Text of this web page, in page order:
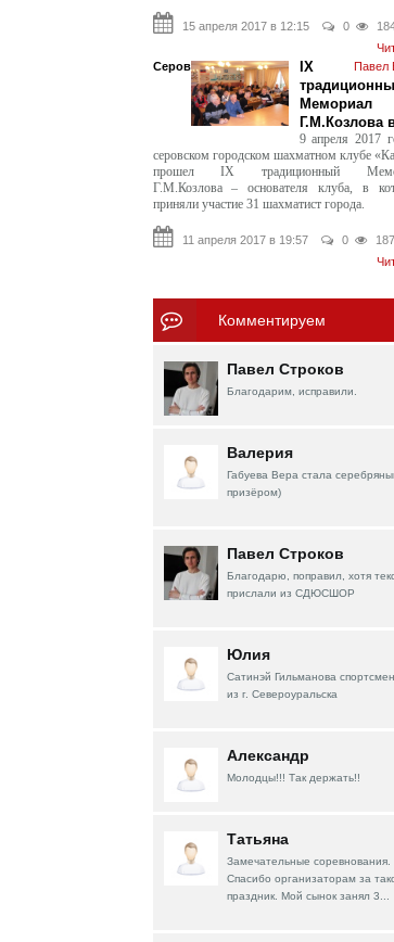
15 апреля 2017 в 12:15 0
Серов
Павел
IX
Мемориал
Г.М.Козлова
9 апреля 2017
серовском городском шахматном клубе
прошел IX традиционный
Г.М.Козлова – основателя клуба, в
приняли участие 31 шахматист города.
11 апреля 2017 в 19:57 0
Комментируем
Павел Строков
Благодарим, исправили.
Валерия
Габуева Вера стала
призёром)
Павел Строков
Благодарю, поправил, хотя
прислали из СДЮСШОР
Юлия
Сатинэй Гильманова
из г. Североуральска
Александр
Молодцы!!! Так держать!!
Татьяна
Замечательные соревнования.
Спасибо организаторам за
праздник. Мой сынок занял 3...